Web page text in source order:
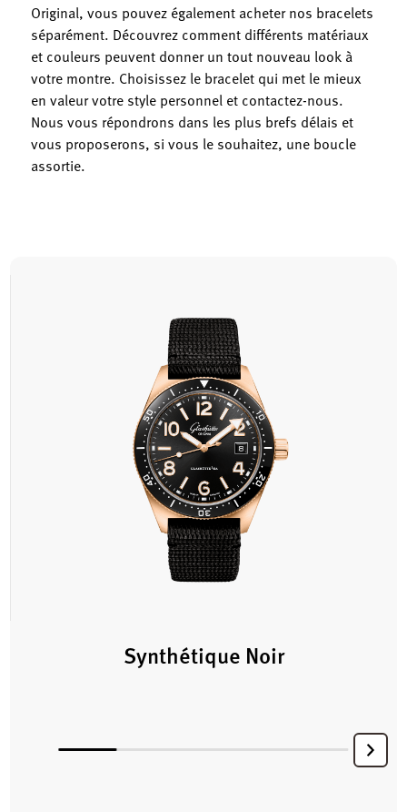
Original, vous pouvez également acheter nos bracelets
séparément. Découvrez comment différents matériaux
et couleurs peuvent donner un tout nouveau look à
votre montre. Choisissez le bracelet qui met le mieux
en valeur votre style personnel et contactez-nous.
Nous vous répondrons dans les plus brefs délais et
vous proposerons, si vous le souhaitez, une boucle
assortie.
Synthétique Noir